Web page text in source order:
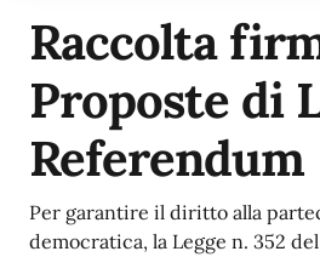
Raccolta
Proposte di
Referendum
Per garantire il diritto alla
democratica, la Legge n. 352